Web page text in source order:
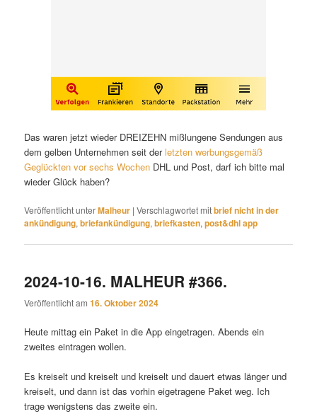
Das waren jetzt wieder DREIZEHN mißlungene Sendungen aus
dem gelben Unternehmen seit derletzten werbungsgemäß
Geglückten vor sechs Wochen DHL und Post, darf ich bitte mal
wieder Glück haben?
Veröffentlicht unterMalheur |Verschlagwortet mitbrief nicht in der
ankündigung,briefankündigung,briefkasten,post&dhl app
2024-10-16. MALHEUR #366.
Veröffentlicht am16. Oktober 2024
Heute mittag ein Paket in die App eingetragen. Abends ein
zweites eintragen wollen.
Es kreiselt und kreiselt und kreiselt und dauert etwas länger und
kreiselt, und dann ist das vorhin eigetragene Paket weg. Ich
trage wenigstens das zweite ein.